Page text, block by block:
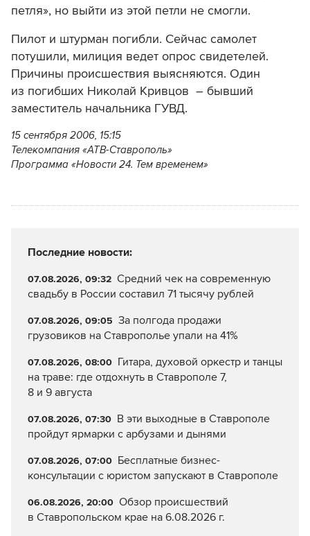
петля», но выйти из этой петли не смогли.
Пилот и штурман погибли. Сейчас самолет
потушили, милиция ведет опрос свидетелей.
Причины происшествия выясняются. Один
из погибших Николай Кривцов – бывший
заместитель начальника ГУВД.
15 сентября 2006, 15:15
Телекомпания «АТВ-Ставрополь»
Программа «Новости 24. Тем временем»
Последние новости:
07.08.2026, 09:32 Средний чек на современную
свадьбу в России составил 71 тысячу рублей
07.08.2026, 09:05 За полгода продажи
грузовиков на Ставрополье упали на 41%
07.08.2026, 08:00 Гитара, духовой оркестр и танцы
на траве: где отдохнуть в Ставрополе 7,
8 и 9 августа
07.08.2026, 07:30 В эти выходные в Ставрополе
пройдут ярмарки с арбузами и дынями
07.08.2026, 07:00 Бесплатные бизнес-
консультации с юристом запускают в Ставрополе
06.08.2026, 20:00 Обзор происшествий
в Ставропольском крае на 6.08.2026 г.